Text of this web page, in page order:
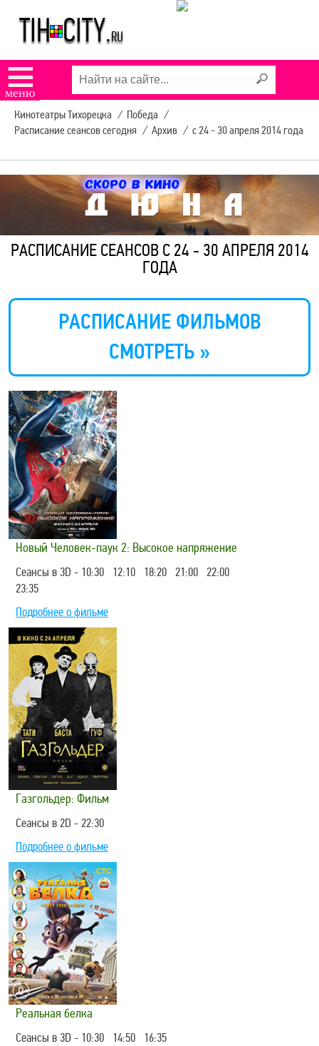
☰
меню
Кинотеатры Тихорецка / Победа /
Расписание сеансов сегодня / Архив / с 24 - 30 апреля 2014 года
РАСПИСАНИЕ СЕАНСОВ С 24 - 30 АПРЕЛЯ 2014
ГОДА
РАСПИСАНИЕ ФИЛЬМОВ
СМОТРЕТЬ »
Новый Человек-паук 2: Высокое напряжение
Сеансы в 3D - 10:30 12:10 18:20 21:00 22:00
23:35
Подробнее о фильме
Газгольдер: Фильм
Сеансы в 2D - 22:30
Подробнее о фильме
Реальная белка
Сеансы в 3D - 10:30 14:50 16:35